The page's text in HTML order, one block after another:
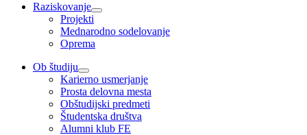
Raziskovanje
Projekti
Mednarodno sodelovanje
Oprema
Ob študiju
Karierno usmerjanje
Prosta delovna mesta
Obštudijski predmeti
Študentska društva
Alumni klub FE